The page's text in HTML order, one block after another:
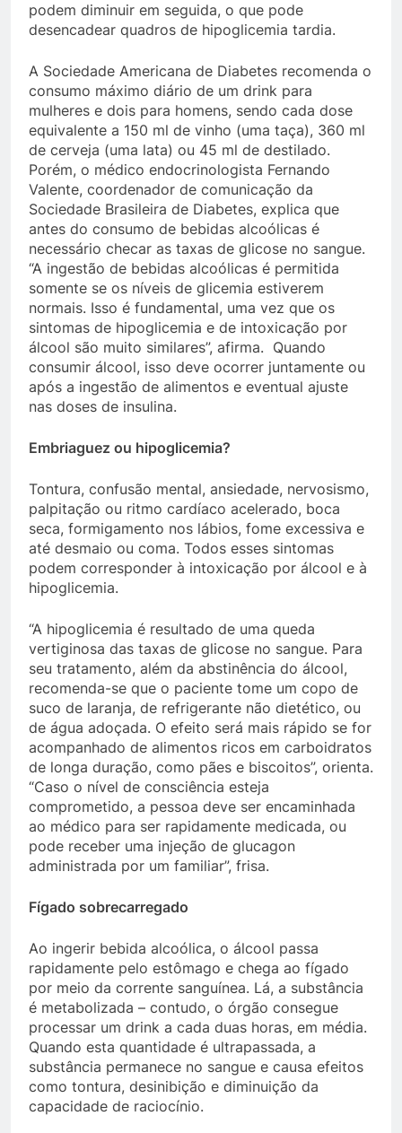
podem diminuir em seguida, o que pode
desencadear quadros de hipoglicemia tardia.
A Sociedade Americana de Diabetes recomenda o
consumo máximo diário de um drink para
mulheres e dois para homens, sendo cada dose
equivalente a 150 ml de vinho (uma taça), 360 ml
de cerveja (uma lata) ou 45 ml de destilado.
Porém, o médico endocrinologista Fernando
Valente, coordenador de comunicação da
Sociedade Brasileira de Diabetes, explica que
antes do consumo de bebidas alcoólicas é
necessário checar as taxas de glicose no sangue.
“A ingestão de bebidas alcoólicas é permitida
somente se os níveis de glicemia estiverem
normais. Isso é fundamental, uma vez que os
sintomas de hipoglicemia e de intoxicação por
álcool são muito similares”, afirma. Quando
consumir álcool, isso deve ocorrer juntamente ou
após a ingestão de alimentos e eventual ajuste
nas doses de insulina.
Embriaguez ou hipoglicemia?
Tontura, confusão mental, ansiedade, nervosismo,
palpitação ou ritmo cardíaco acelerado, boca
seca, formigamento nos lábios, fome excessiva e
até desmaio ou coma. Todos esses sintomas
podem corresponder à intoxicação por álcool e à
hipoglicemia.
“A hipoglicemia é resultado de uma queda
vertiginosa das taxas de glicose no sangue. Para
seu tratamento, além da abstinência do álcool,
recomenda-se que o paciente tome um copo de
suco de laranja, de refrigerante não dietético, ou
de água adoçada. O efeito será mais rápido se for
acompanhado de alimentos ricos em carboidratos
de longa duração, como pães e biscoitos”, orienta.
“Caso o nível de consciência esteja
comprometido, a pessoa deve ser encaminhada
ao médico para ser rapidamente medicada, ou
pode receber uma injeção de glucagon
administrada por um familiar”, frisa.
Fígado sobrecarregado
Ao ingerir bebida alcoólica, o álcool passa
rapidamente pelo estômago e chega ao fígado
por meio da corrente sanguínea. Lá, a substância
é metabolizada – contudo, o órgão consegue
processar um drink a cada duas horas, em média.
Quando esta quantidade é ultrapassada, a
substância permanece no sangue e causa efeitos
como tontura, desinibição e diminuição da
capacidade de raciocínio.